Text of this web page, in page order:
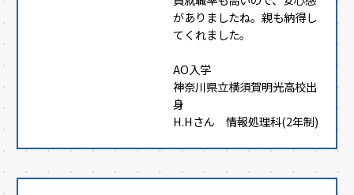
がありましたね。親も納得し
てくれました。
AO入学
神奈川県立横須賀明光高校出
身
H.Hさん 情報処理科(2年制)